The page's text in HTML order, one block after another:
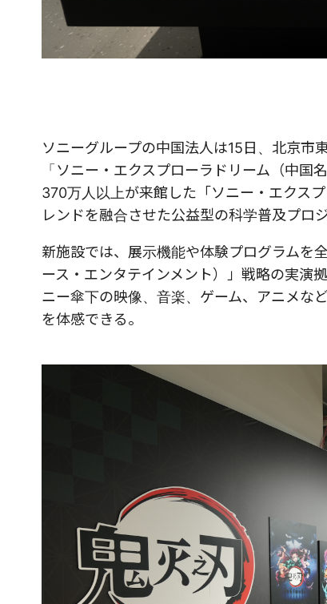
ソニーグループの中国法人は15日、北京市
「ソニー・エクスプローラドリーム（中
370万人以上が来館した「ソニー・エクス
レンドを融合させた公益型の科学普及プロ
新施設では、展示機能や体験プログラムを
ース・エンタテインメント）」戦略の実演
ニー傘下の映像、音楽、ゲーム、アニメな
を体感できる。